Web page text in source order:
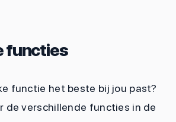
functies
functie het beste bij jou past?
de verschillende functies in de